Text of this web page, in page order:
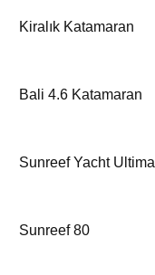
Kiralık Katamaran
Bali 4.6 Katamaran
Sunreef Yacht Ultima
Sunreef 80